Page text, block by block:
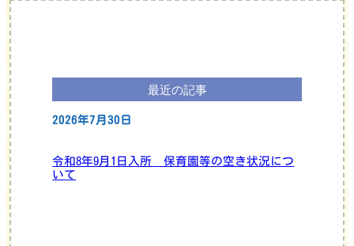
最近の記事
2026年7月30日
令和8年9月1日入所 保育園等の空き状況につ
いて